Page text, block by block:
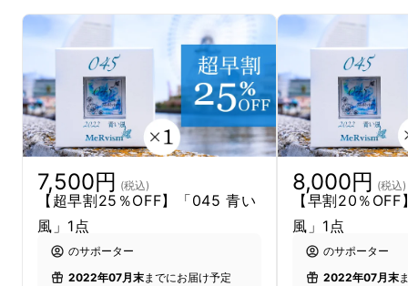
ランスカードの楽しみ方は様々です。使い方次
第で日常が少し楽しくなる、新しいフレグラン
ス・アイテムです。
【楽しみ方】
・名刺入れに忍ばせて、香り付きの名刺で個性
のアピール
・満員電車などの限られた空間で作る、自分だ
けの癒し空間
・その他のシーンでも、使い方次第で日常が少
し楽しくなる新しいアイテム
7,500円 (税込)
【超早割25％OFF】「045 青い
風」1点
のサポーター
2022年07月末までにお届け予定
8,000円 (税込)
【早割20％
風」1点
のサポーター
2022年07月末